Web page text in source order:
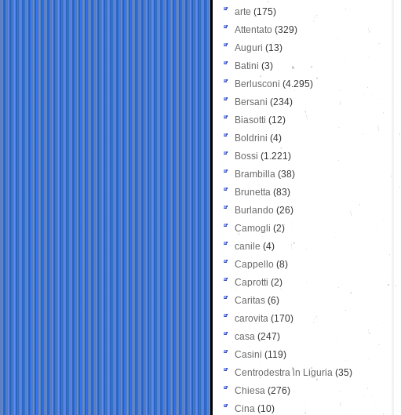
arte (175)
Attentato (329)
Auguri (13)
Batini (3)
Berlusconi (4.295)
Bersani (234)
Biasotti (12)
Boldrini (4)
Bossi (1.221)
Brambilla (38)
Brunetta (83)
Burlando (26)
Camogli (2)
canile (4)
Cappello (8)
Caprotti (2)
Caritas (6)
carovita (170)
casa (247)
Casini (119)
Centrodestra in Liguria (35)
Chiesa (276)
Cina (10)